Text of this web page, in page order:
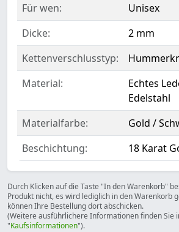
Für wen:
Unisex
Dicke:
2 mm
Kettenverschlusstyp:
Material:
Echtes
Edelstahl
Materialfarbe:
Gold /
Beschichtung:
18 Karat
Durch Klicken auf die Taste "In den Warenkorb"
Produkt nicht, es wird lediglich in den Warenkorb
können Ihre Bestellung dort abschicken.
(Weitere ausführlichere Informationen finden Sie
"Kaufsinformationen").